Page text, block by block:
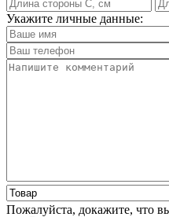
Укажите личные данные:
Пожалуйста, докажите, что